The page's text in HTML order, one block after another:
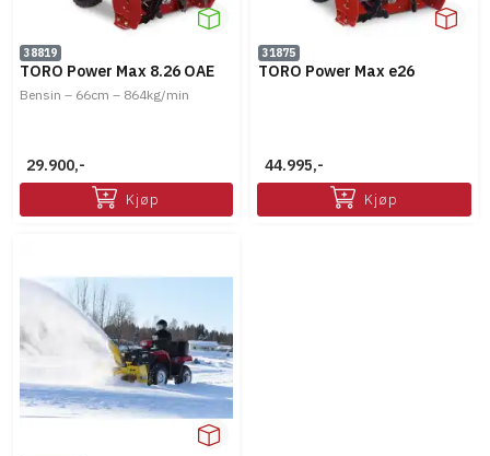
38819
TORO Power Max 8.26 OAE
Bensin – 66cm – 864kg/min
29.900,-
Kjøp
31875
TORO Power Max e26
44.995,-
Kjøp